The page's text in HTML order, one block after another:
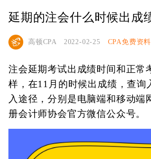
延期的注会什么时候出成
高顿CPA 2022-02-25 CPA免费资料
注会延期考试出成绩时间和正常
样，在11月的时候出成绩，查询
入途径，分别是电脑端和移动端
册会计师协会官方微信公众号。